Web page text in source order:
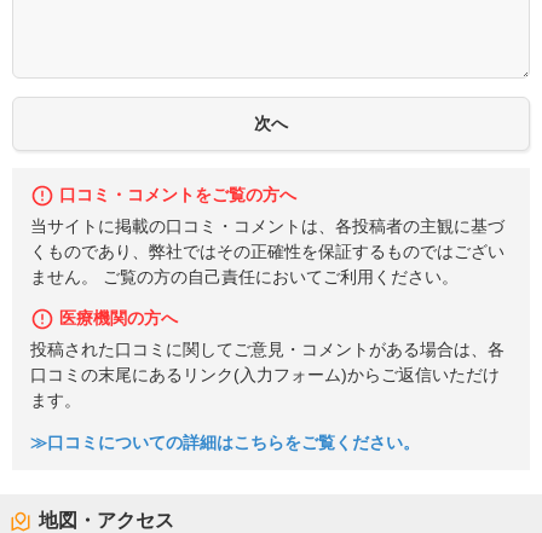
口コミ・コメントをご覧の方へ
当サイトに掲載の口コミ・コメントは、各投稿者の主観に基づ
くものであり、弊社ではその正確性を保証するものではござい
ません。 ご覧の方の自己責任においてご利用ください。
医療機関の方へ
投稿された口コミに関してご意見・コメントがある場合は、各
口コミの末尾にあるリンク(入力フォーム)からご返信いただけ
ます。
≫口コミについての詳細はこちらをご覧ください。
地図・アクセス